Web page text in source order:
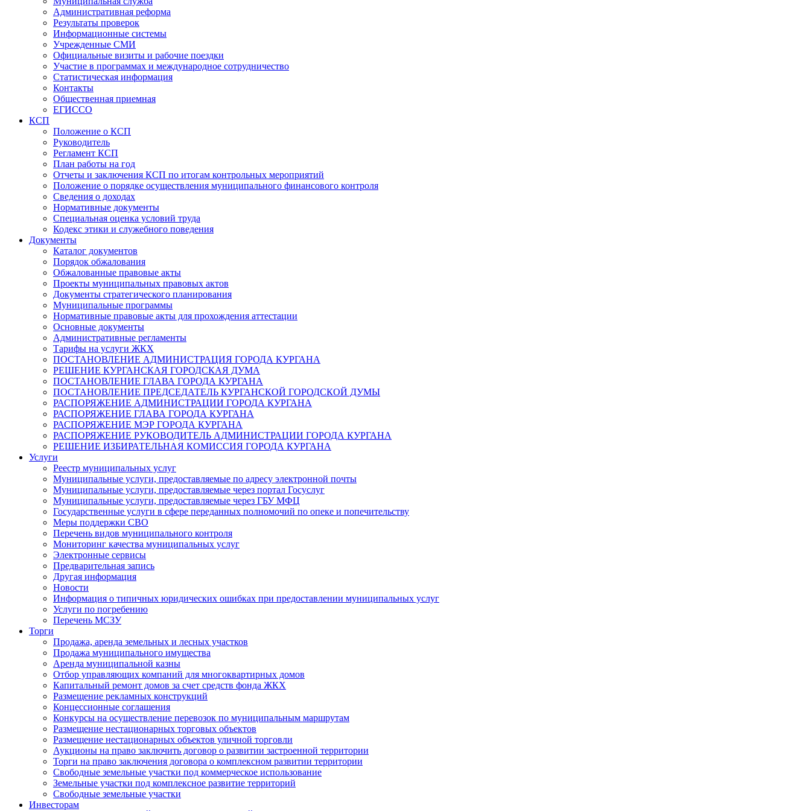
Административная реформа
Результаты проверок
Информационные системы
Учрежденные СМИ
Официальные визиты и рабочие поездки
Участие в программах и международное сотрудничество
Статистическая информация
Контакты
Общественная приемная
ЕГИССО
КСП
Положение о КСП
Руководитель
Регламент КСП
План работы на год
Отчеты и заключения КСП по итогам контрольных мероприятий
Положение о порядке осуществления муниципального финансового контроля
Сведения о доходах
Нормативные документы
Специальная оценка условий труда
Кодекс этики и служебного поведения
Документы
Каталог документов
Порядок обжалования
Обжалованные правовые акты
Проекты муниципальных правовых актов
Документы стратегического планирования
Муниципальные программы
Нормативные правовые акты для прохождения аттестации
Основные документы
Административные регламенты
Тарифы на услуги ЖКХ
ПОСТАНОВЛЕНИЕ АДМИНИСТРАЦИЯ ГОРОДА КУРГАНА
РЕШЕНИЕ КУРГАНСКАЯ ГОРОДСКАЯ ДУМА
ПОСТАНОВЛЕНИЕ ГЛАВА ГОРОДА КУРГАНА
ПОСТАНОВЛЕНИЕ ПРЕДСЕДАТЕЛЬ КУРГАНСКОЙ ГОРОДСКОЙ ДУМЫ
РАСПОРЯЖЕНИЕ АДМИНИСТРАЦИИ ГОРОДА КУРГАНА
РАСПОРЯЖЕНИЕ ГЛАВА ГОРОДА КУРГАНА
РАСПОРЯЖЕНИЕ МЭР ГОРОДА КУРГАНА
РАСПОРЯЖЕНИЕ РУКОВОДИТЕЛЬ АДМИНИСТРАЦИИ ГОРОДА КУРГАНА
РЕШЕНИЕ ИЗБИРАТЕЛЬНАЯ КОМИССИЯ ГОРОДА КУРГАНА
Услуги
Реестр муниципальных услуг
Муниципальные услуги, предоставляемые по адресу электронной почты
Муниципальные услуги, предоставляемые через портал Госуслуг
Муниципальные услуги, предоставляемые через ГБУ МФЦ
Государственные услуги в сфере переданных полномочий по опеке и попечительству
Меры поддержки СВО
Перечень видов муниципального контроля
Мониторинг качества муниципальных услуг
Электронные сервисы
Предварительная запись
Другая информация
Новости
Информация о типичных юридических ошибках при предоставлении муниципальных услуг
Услуги по погребению
Перечень МСЗУ
Торги
Продажа, аренда земельных и лесных участков
Продажа муниципального имущества
Аренда муниципальной казны
Отбор управляющих компаний для многоквартирных домов
Капитальный ремонт домов за счет средств фонда ЖКХ
Размещение рекламных конструкций
Концессионные соглашения
Конкурсы на осуществление перевозок по муниципальным маршрутам
Размещение нестационарных торговых объектов
Размещение нестационарных объектов уличной торговли
Аукционы на право заключить договор о развитии застроенной территории
Торги на право заключения договора о комплексном развитии территории
Свободные земельные участки под коммерческое использование
Земельные участки под комплексное развитие территорий
Свободные земельные участки
Инвесторам